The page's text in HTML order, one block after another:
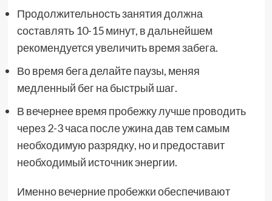
Продолжительность занятия должна
составлять 10-15 минут, в дальнейшем
рекомендуется увеличить время забега.
Во время бега делайте паузы, меняя
медленный бег на быстрый шаг.
В вечернее время пробежку лучше проводить
через 2-3 часа после ужина дав тем самым
необходимую разрядку, но и предоставит
необходимый источник энергии.
Именно вечерние пробежки обеспечивают